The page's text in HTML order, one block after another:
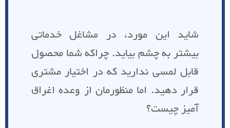
شاید این مورد، در مشاغل خدماتی
بیشتر به چشم بیاید. چراکه شما محصول
قابل لمسی ندارید که در اختیار مشتری
قرار دهید. اما منظورمان از وعده اغراق
آمیز چیست؟